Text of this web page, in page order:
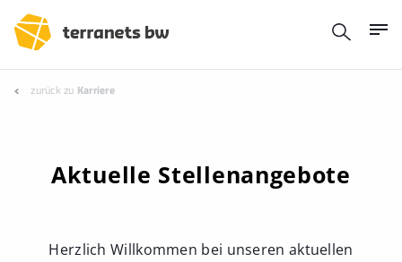
zurück zu Karriere
Aktuelle Stellenangebote
Herzlich Willkommen bei unseren aktuellen